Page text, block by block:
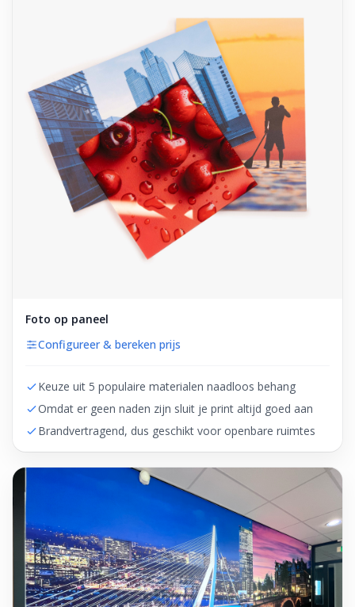
Foto op paneel
Configureer & bereken prijs
Keuze uit 5 populaire materialen naadloos behang
Omdat er geen naden zijn sluit je print altijd goed aan
Brandvertragend, dus geschikt voor openbare ruimtes